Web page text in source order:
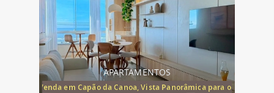
APARTAMENTOS
Mar à Venda em Capão da Canoa, Vista Panorâmica para o Mar, 2